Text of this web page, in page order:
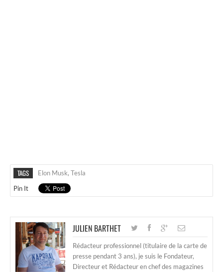
TAGS Elon Musk, Tesla
Pin It
JULIEN BARTHET
Rédacteur professionnel (titulaire de la carte de
presse pendant 3 ans), je suis le Fondateur,
Directeur et Rédacteur en chef des magazines